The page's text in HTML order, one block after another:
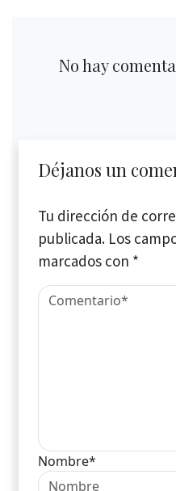
No hay
Déjanos un
Tu dirección de
publicada. Los
marcados con *
Nombre*